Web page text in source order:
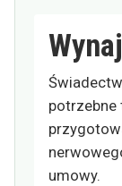
potrzebne
umowy.